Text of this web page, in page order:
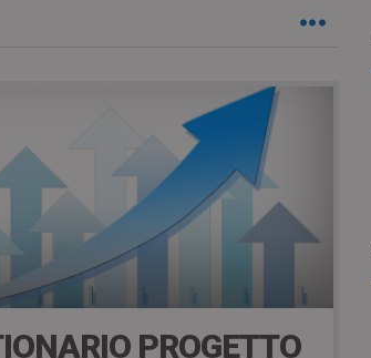
PROGETTO